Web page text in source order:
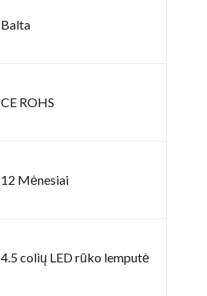
Balta
CE ROHS
12 Mėnesiai
4.5 colių LED rūko lemputė